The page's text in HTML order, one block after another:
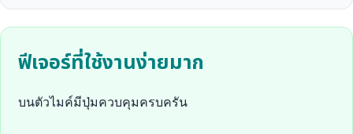
ฟีเจอร์ที่ใช้งานง่ายมาก
บนตัวไมค์มีปุ่มควบคุมครบครัน